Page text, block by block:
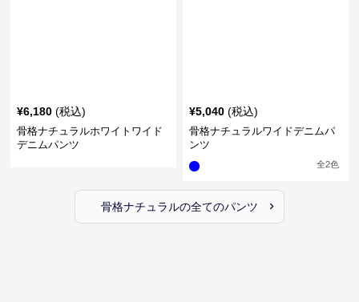
¥6,180 (税込)
骨格ナチュラルホワイトワイド
デニムパンツ
¥5,040 (税込)
骨格ナチュラルワイドデニムパ
ンツ
全2色
骨格ナチュラルの全てのパンツ ›